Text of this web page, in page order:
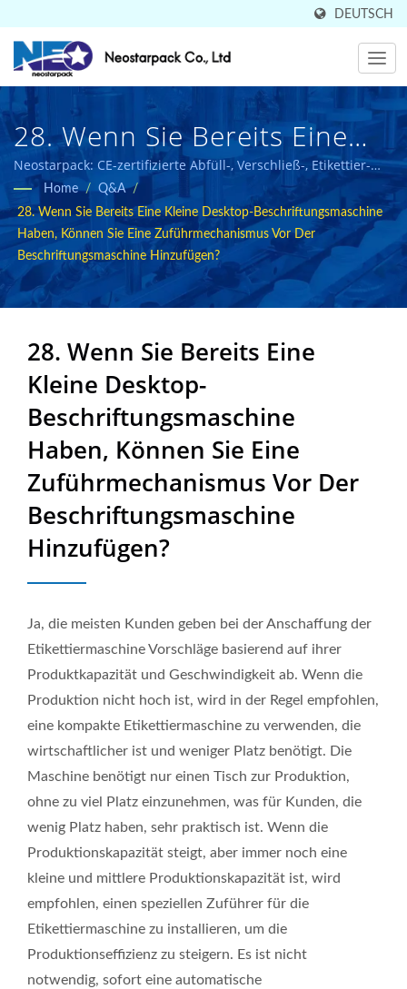
DEUTSCH
28. Wenn Sie Bereits Eine
Kleine Desktop-
Beschriftungsmaschine
Haben, Können Sie Eine
Zuführmechanismus Vor Der
Beschriftungsmaschine
Hinzufügen? | In 50 Ländern
Verkauft, Hochwertiger
Hersteller Von Industrieller
Verpackungsausrüstung |
Neostarpack Co., Ltd.
Neostarpack: CE-zertifizierte Abfüll-, Verschließ-, Etikettier-
und Verpackungslösungen für die Lebensmittel- und
Pharmaindustrie.
Home / Q&A /
28. Wenn Sie Bereits Eine Kleine Desktop-Beschriftungsmaschine
Haben, Können Sie Eine Zuführmechanismus Vor Der
Beschriftungsmaschine Hinzufügen?
28. Wenn Sie Bereits Eine
Kleine Desktop-
Beschriftungsmaschine
Haben, Können Sie Eine
Zuführmechanismus Vor Der
Beschriftungsmaschine
Hinzufügen?
Ja, die meisten Kunden geben bei der Anschaffung der
Etikettiermaschine Vorschläge basierend auf ihrer
Produktkapazität und Geschwindigkeit ab. Wenn die
Produktion nicht hoch ist, wird in der Regel empfohlen,
eine kompakte Etikettiermaschine zu verwenden, die
wirtschaftlicher ist und weniger Platz benötigt. Die
Maschine benötigt nur einen Tisch zur Produktion,
ohne zu viel Platz einzunehmen, was für Kunden, die
wenig Platz haben, sehr praktisch ist. Wenn die
Produktionskapazität steigt, aber immer noch eine
kleine und mittlere Produktionskapazität ist, wird
empfohlen, einen speziellen Zuführer für die
Etikettiermaschine zu installieren, um die
Produktionseffizienz zu steigern. Es ist nicht
notwendig, sofort eine automatische